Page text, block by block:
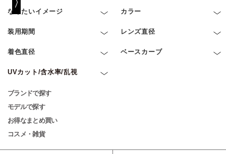
なりたいイメージ カラー
装用期間 レンズ直径
着色直径 ベースカーブ
UVカット/含水率/乱視
ブランドで探す
モデルで探す
お得なまとめ買い
コスメ・雑貨